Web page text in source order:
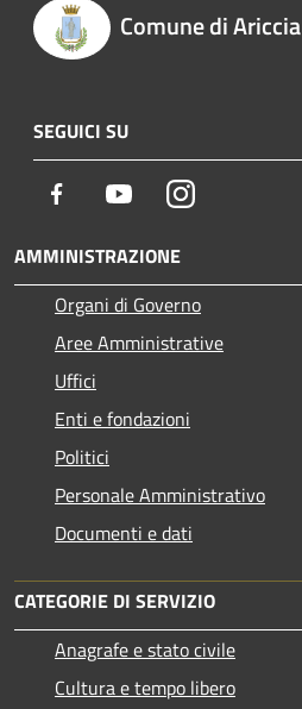
Comune di Ariccia
SEGUICI SU
Facebook YoutubeInstagram
AMMINISTRAZIONE
Organi di Governo
Aree Amministrative
Uffici
Enti e fondazioni
Politici
Personale Amministrativo
Documenti e dati
CATEGORIE DI SERVIZIO
Anagrafe e stato civile
Cultura e tempo libero